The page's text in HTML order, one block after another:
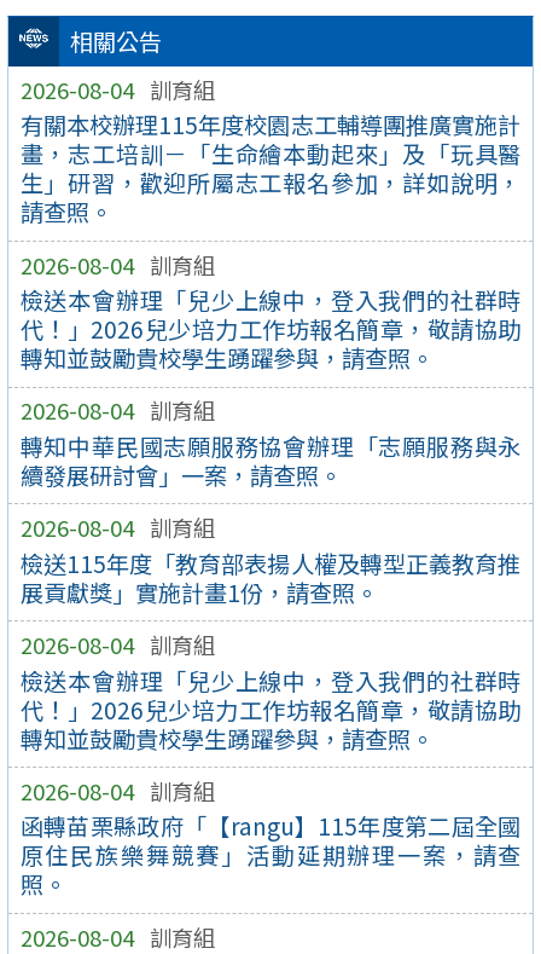
相關公告
2026-08-04 訓育組
有關本校辦理115年度校園志工輔導團推廣實施計
畫，志工培訓－「生命繪本動起來」及「玩具醫
生」研習，歡迎所屬志工報名參加，詳如說明，
請查照。
2026-08-04 訓育組
檢送本會辦理「兒少上線中，登入我們的社群時
代！」2026兒少培力工作坊報名簡章，敬請協助
轉知並鼓勵貴校學生踴躍參與，請查照。
2026-08-04 訓育組
轉知中華民國志願服務協會辦理「志願服務與永
續發展研討會」一案，請查照。
2026-08-04 訓育組
檢送115年度「教育部表揚人權及轉型正義教育推
展貢獻獎」實施計畫1份，請查照。
2026-08-04 訓育組
檢送本會辦理「兒少上線中，登入我們的社群時
代！」2026兒少培力工作坊報名簡章，敬請協助
轉知並鼓勵貴校學生踴躍參與，請查照。
2026-08-04 訓育組
函轉苗栗縣政府「【rangu】115年度第二屆全國
原住民族樂舞競賽」活動延期辦理一案，請查
照。
2026-08-04 訓育組